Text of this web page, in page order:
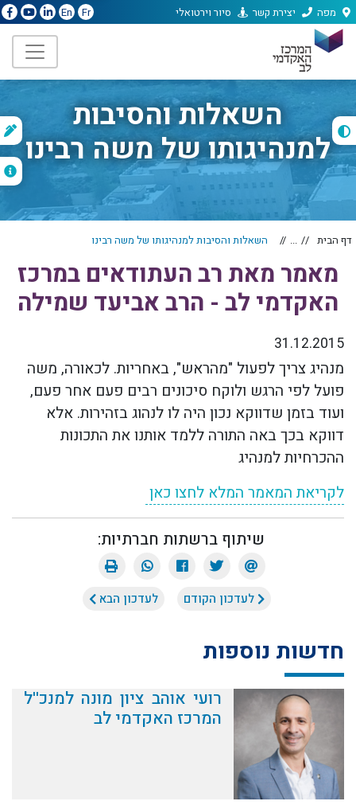
מפה יצירת קשר סיור וירטואלי Fr
En
השאלות והסיבות
למנהיגותו של משה רבינו
דף הבית ... השאלות והסיבות למנהיגותו של משה רבינו
מאמר מאת רב העתודאים במרכז
האקדמי לב - הרב אביעד שמילה
31.12.2015
מנהיג צריך לפעול "מהראש", באחריות. לכאורה, משה
פועל לפי הרגש ולוקח סיכונים רבים פעם אחר פעם,
ועוד בזמן שדווקא נכון היה לו לנהוג בזהירות. אלא
דווקא בכך באה התורה ללמד אותנו את התכונות
ההכרחיות למנהיג
לקריאת המאמר המלא לחצו כאן
שיתוף ברשתות חברתיות:
לעדכון הקודם לעדכון הבא
חדשות נוספות
רועי אוהב ציון מונה למנכ''ל
המרכז האקדמי לב